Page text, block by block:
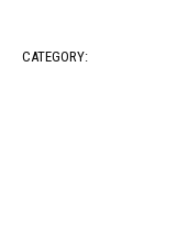
CATEGORY: